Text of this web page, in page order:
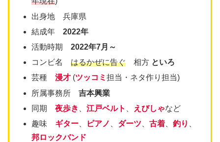
出身地 兵庫県
結成年2022年
活動時期2022年7月～
コンビ名はるかぜに告ぐ 相方 といろ
芸種漫才 (ツッコミ担当・ネタ作り担当)
所属事務所吉本興業
同期夜歩き 、江戸ベルト えびしゃなど
趣味 ギター ピアノ ダーツ 、古着 、釣り
邦ロックバンド